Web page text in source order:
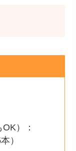
）：
）